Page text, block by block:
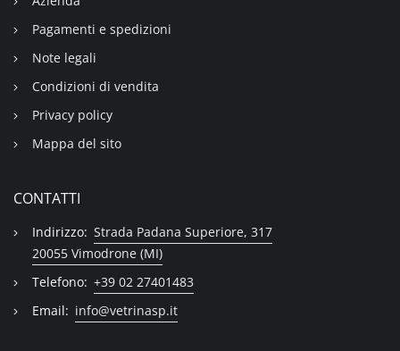
Pagamenti e spedizioni
Note legali
Condizioni di vendita
Privacy policy
Mappa del sito
CONTATTI
Indirizzo: Strada Padana Superiore, 317
20055 Vimodrone (MI)
Telefono: +39 02 27401483
Email: info@vetrinasp.it